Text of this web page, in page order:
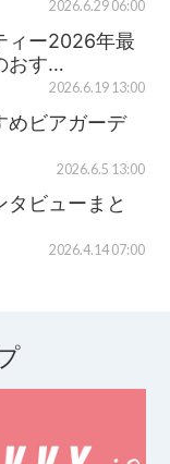
2026.6.29 06:00
ィー2026年最
おす…
2026.6.19 13:00
めビアガーデ
2026.6.5 13:00
タビューまと
2026.4.14 07:00